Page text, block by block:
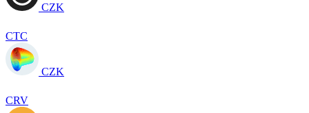
CZK
CTC
CZK
CRV